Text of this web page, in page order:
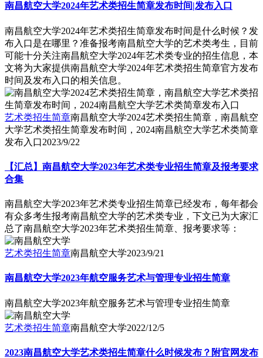
南昌航空大学2024年艺术类招生简章发布时间|发布入口
南昌航空大学2024年艺术类招生简章发布时间是什么时候？发
布入口是在哪里？准备报考南昌航空大学的艺术类考生，目前
可能十分关注南昌航空大学2024年艺术类专业的招生信息，本
文将为大家提供南昌航空大学2024年艺术类招生简章官方发布
时间及发布入口的相关信息。
艺术类招生简章南昌航空大学2024艺术类招生简章，南昌航空
大学艺术类招生简章发布时间，2024南昌航空大学艺术类简章
发布入口2023/9/22
【汇总】南昌航空大学2023年艺术类专业招生简章及报考要求
合集
南昌航空大学2023年艺术类专业招生简章已经发布，每年都会
有众多考生报考南昌航空大学的艺术类专业，下文已为大家汇
总了南昌航空大学2023年艺术类招生简章、报考要求等：
艺术类招生简章南昌航空大学2023/9/21
南昌航空大学2023年航空服务艺术与管理专业招生简章
南昌航空大学2023年航空服务艺术与管理专业招生简章
艺术类招生简章南昌航空大学2022/12/5
2023南昌航空大学艺术类招生简章什么时候发布？附官网发布